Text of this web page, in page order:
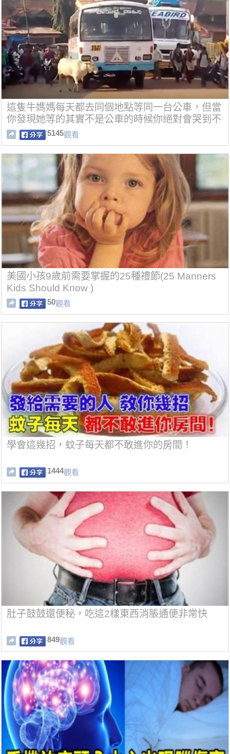
這隻牛媽媽每天都去同個地點等同一台公車，但當
你發現她等的其實不是公車的時候你絕對會哭到不
醒人事！5145觀看
美國小孩9歲前需要掌握的25種禮節(25 Manners
Kids Should Know )
50觀看
學會這幾招，蚊子每天都不敢進你的房間！
1444觀看
肚子鼓鼓還便秘，吃這2樣東西消脹通便非常快
849觀看